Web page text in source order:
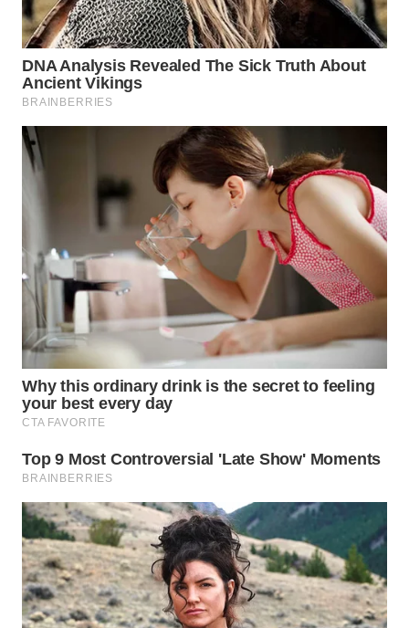
WN
PAKPAK
WN
KARAWANG
BOGOR
DEPOK
WN
TAPANULI
UTARA
SAMOSIR
WN
PADANG
LAWAS
WN
SUMEDANG